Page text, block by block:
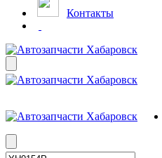
Контакты